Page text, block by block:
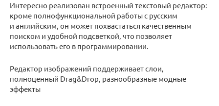
Интересно реализован встроенный текстовый редактор:
кроме полнофункциональной работы с русским
и английским, он может похвастаться качественным
поиском и удобной подсветкой, что позволяет
использовать его в программировании.
Редактор изображений поддерживает слои,
полноценный Drag&Drop, разнообразные модные
эффекты